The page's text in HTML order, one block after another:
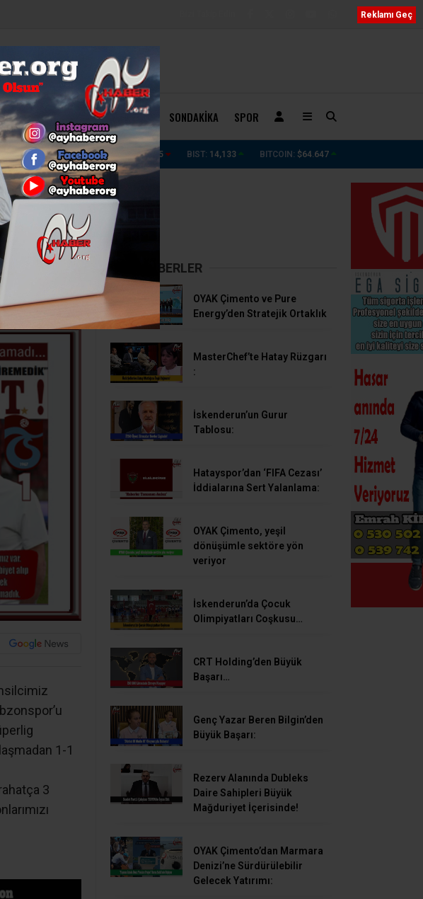
%0,44
SIYASET
NÖBETÇI
ECZANELER
SONDAKIKA SPOR
Hatayspor’dan ‘FIFA Cezası’ İddialarına Sert
EURO: 53,92 ALTIN: 6,085 BIST: 14,133 BITCOIN: $64.647
!..
578
1-1
3
SON HABERLER
OYAK Çimento ve Pure
Energy’den Stratejik Ortaklık
MasterChef’te Hatay Rüzgarı
:
İskenderun’un Gurur
Tablosu:
Hatayspor’dan ‘FIFA Cezası’
İddialarına Sert Yalanlama:
OYAK Çimento, yeşil
dönüşümle sektöre yön
veriyor
İskenderun’da Çocuk
Olimpiyatları Coşkusu…
CRT Holding’den Büyük
Başarı…
Genç Yazar Beren Bilgin’den
Büyük Başarı:
Rezerv Alanında Dubleks
Daire Sahipleri Büyük
Mağduriyet İçerisinde!
OYAK Çimento’dan Marmara
Denizi’ne Sürdürülebilir
Gelecek Yatırımı:
Reklamı Geç